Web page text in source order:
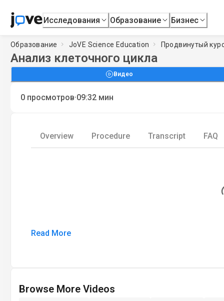
Исследования Образование Бизнес
Образование JoVE Science Education Продвинутый
Анализ клеточного цикла
Видео
0 просмотров·09:32 мин
Overview Procedure Transcript FAQ
Read More
Browse More Videos